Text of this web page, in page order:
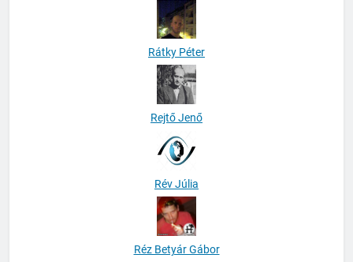
Rátky Péter
Rejtő Jenő
Rév Júlia
Réz Betyár Gábor